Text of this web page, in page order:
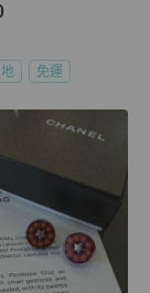
免運